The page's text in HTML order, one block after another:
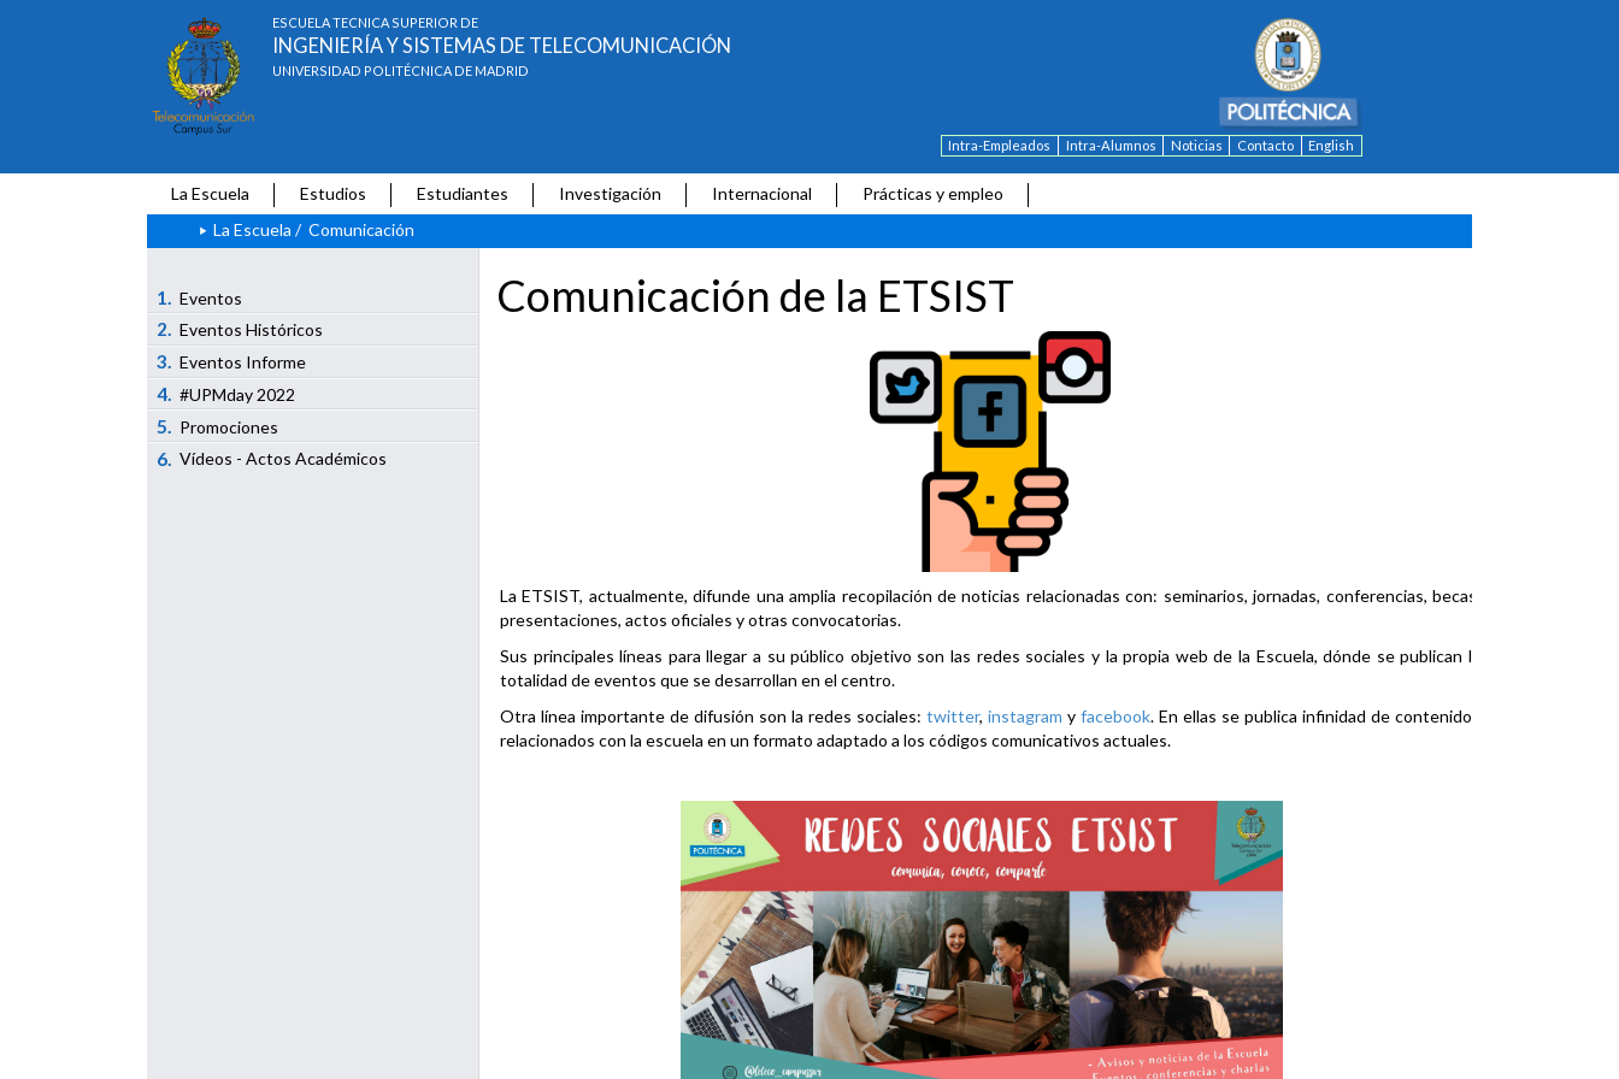
ESCUELA TÉCNICA SUPERIOR DE
INGENIERÍA Y SISTEMAS DE TELECOMUNICACIÓN
UNIVERSIDAD POLITÉCNICA DE MADRID
Intra-Empleados Intra-Alumnos Noticias Contacto English
La Escuela Estudios Estudiantes Investigación Internacional
Prácticas y empleo
La Escuela / Comunicación
1. Eventos
2. Eventos Históricos
3. Eventos Informe
4. #UPMday 2022
5. Promociones
6. Vídeos - Actos Académicos
Comunicación de la ETSIST
La ETSIST, actualmente, difunde una amplia recopilación de noticias relacionadas con: seminarios, jornadas, conferencias, becas,
presentaciones, actos oficiales y otras convocatorias.
Sus principales líneas para llegar a su público objetivo son las redes sociales y la propia web de la Escuela, dónde se publican la
totalidad de eventos que se desarrollan en el centro.
Otra línea importante de difusión son la redes sociales: twitter, instagram y facebook. En ellas se publica infinidad de contenidos
relacionados con la escuela en un formato adaptado a los códigos comunicativos actuales.